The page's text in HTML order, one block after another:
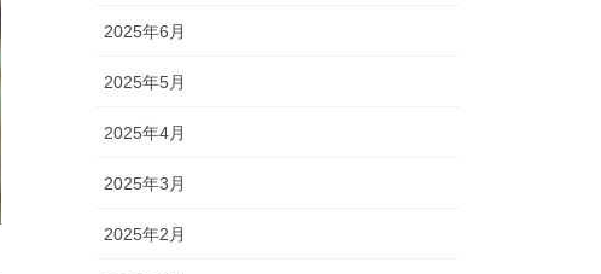
2025年6月
2025年5月
2025年4月
2025年3月
2025年2月